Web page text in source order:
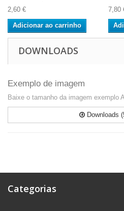
2,60 €
Adicionar ao carrinho
7,80
DOWNLOADS
Exemplo de imagem
Baixe o tamanho da imagem exemplo
Downloads
Categorias